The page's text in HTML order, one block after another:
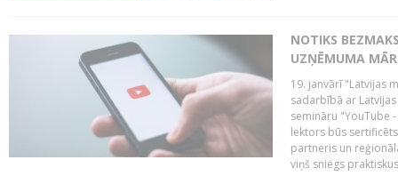
NOTIKS
UZŅĒMUMA
19. janvārī "Latvijas
sadarbībā ar
semināru "YouTube
lektors būs
partneris un
viņš sniegs